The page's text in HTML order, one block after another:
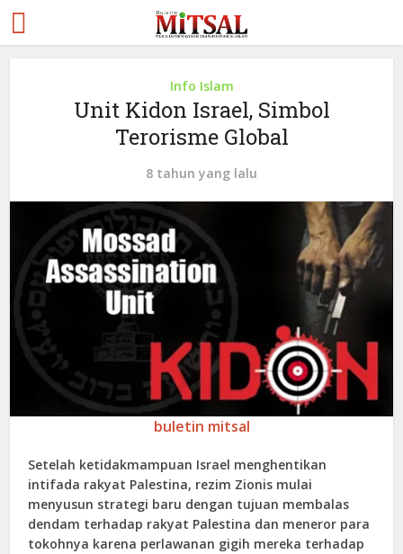
Info Islam
Unit Kidon Israel, Simbol
Terorisme Global
8 tahun yang lalu
buletin mitsal
Setelah ketidakmampuan Israel menghentikan
intifada rakyat Palestina, rezim Zionis mulai
menyusun strategi baru dengan tujuan membalas
dendam terhadap rakyat Palestina dan meneror para
tokohnya karena perlawanan gigih mereka terhadap